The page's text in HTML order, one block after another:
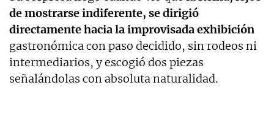
de mostrarse indiferente, se dirigió
directamente hacia la improvisada exhibición
gastronómica con paso decidido, sin rodeos ni
intermediarios, y escogió dos piezas
señalándolas con absoluta naturalidad.